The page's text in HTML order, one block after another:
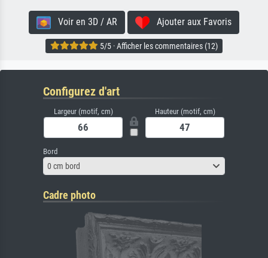
Voir en 3D / AR Ajouter aux Favoris
5/5 · Afficher les commentaires (12)
Configurez d'art
Largeur (motif, cm) Hauteur (motif, cm)
Bord
0 cm bord
Cadre photo